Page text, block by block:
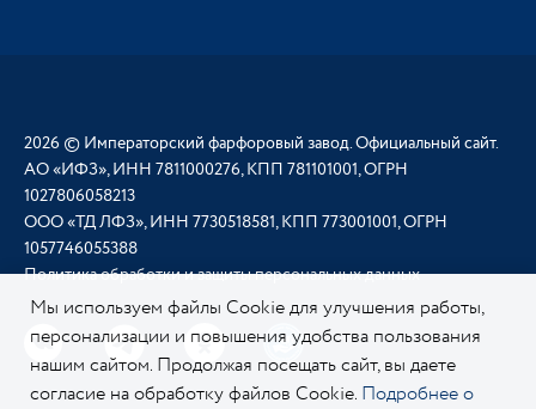
2026 © Императорский фарфоровый завод. Официальный сайт.
АО «ИФЗ», ИНН 7811000276, КПП 781101001, ОГРН
1027806058213
ООО «ТД ЛФЗ», ИНН 7730518581, КПП 773001001, ОГРН
1057746055388
Политика обработки и защиты персональных данных
Мы используем файлы Cookie для улучшения работы,
персонализации и повышения удобства пользования
нашим сайтом. Продолжая посещать сайт, вы даете
согласие на обработку файлов Cookie. Подробнее о